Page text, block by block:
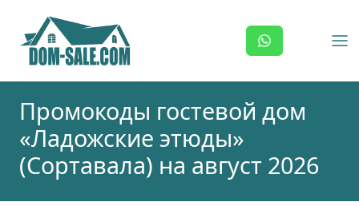
content
Промокоды гостевой дом
«Ладожские этюды»
(Сортавала) на август 2026